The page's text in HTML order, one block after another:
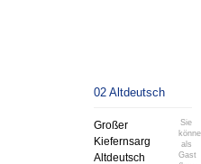
02 Altdeutsch
Großer
Kiefernsarg
Altdeutsch
Sie
als
Gast